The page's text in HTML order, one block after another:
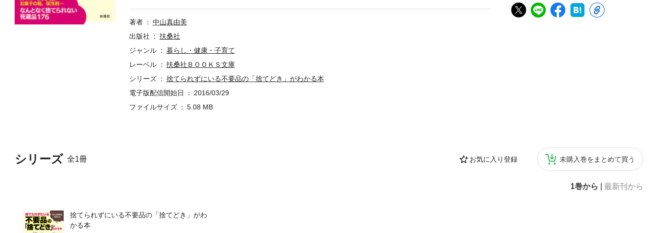
シリーズ 全1冊 お気に入り登録 未購入巻をまとめて買う
1巻から 最新刊から
捨てられずにいる不要品の「捨てどき」がわ
かる本
著者
中山真由美
出版社
扶桑社
ジャンル
暮らし・健康・子育て
レーベル
扶桑社ＢＯＯＫＳ文庫
シリーズ
捨てられずにいる不要品の「捨てどき」がわかる本
電子版配信開始日
2016/03/29
ファイルサイズ
5.08 MB